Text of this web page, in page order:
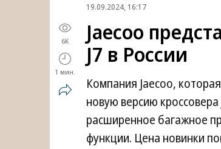
19.09.2024, 16:17
6K
1 мин.
Jaecoo
J7 в России
Компания Jaecoo,
новую версию
расширенное багажное
функции. Цена новинки